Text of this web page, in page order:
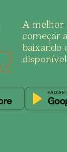
A melhor
começar
baixando